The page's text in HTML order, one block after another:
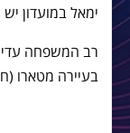
ימאל במועדון
רב המשפחה
בעיירה מטארו